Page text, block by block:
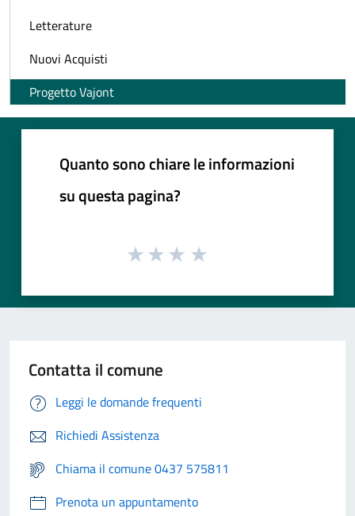
Letterature
Nuovi Acquisti
Progetto Vajont
Quanto sono chiare le informazioni
su questa pagina?
Contatta il comune
Leggi le domande frequenti
Richiedi Assistenza
Chiama il comune 0437 575811
Prenota un appuntamento